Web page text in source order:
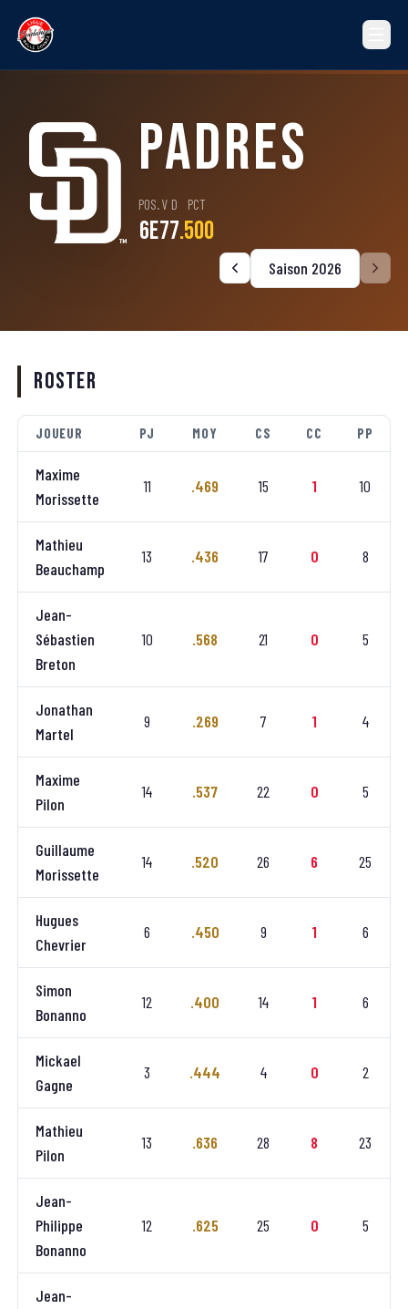
Padres
POS.
6e
V
7
D
7
PCT
.500
Saison 2026
Roster
JOUEUR PJ MOY CS CC PP
Maxime
Morissette
11 .469 15 1 10
Mathieu
Beauchamp
13 .436 17 0 8
Jean-
Sébastien
Breton
10 .568 21 0 5
Jonathan
Martel
9 .269 7 1 4
Maxime
Pilon
14 .537 22 0 5
Guillaume
Morissette
14 .520 26 6 25
Hugues
Chevrier
6 .450 9 1 6
Simon
Bonanno
12 .400 14 1 6
Mickael
Gagne
3 .444 4 0 2
Mathieu
Pilon
13 .636 28 8 23
Jean-
Philippe
Bonanno
12 .625 25 0 5
Jean-